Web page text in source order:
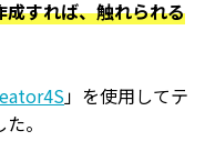
すれば、触れられる
」を使用してテ
。